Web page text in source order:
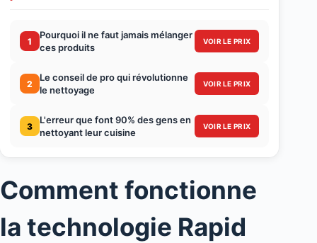
1
Pourquoi il ne faut jamais mélanger
ces produits
VOIR LE PRIX
2
Le conseil de pro qui révolutionne
le nettoyage
VOIR LE PRIX
3
L'erreur que font 90% des gens en
nettoyant leur cuisine
VOIR LE PRIX
Comment fonctionne
la technologie Rapid